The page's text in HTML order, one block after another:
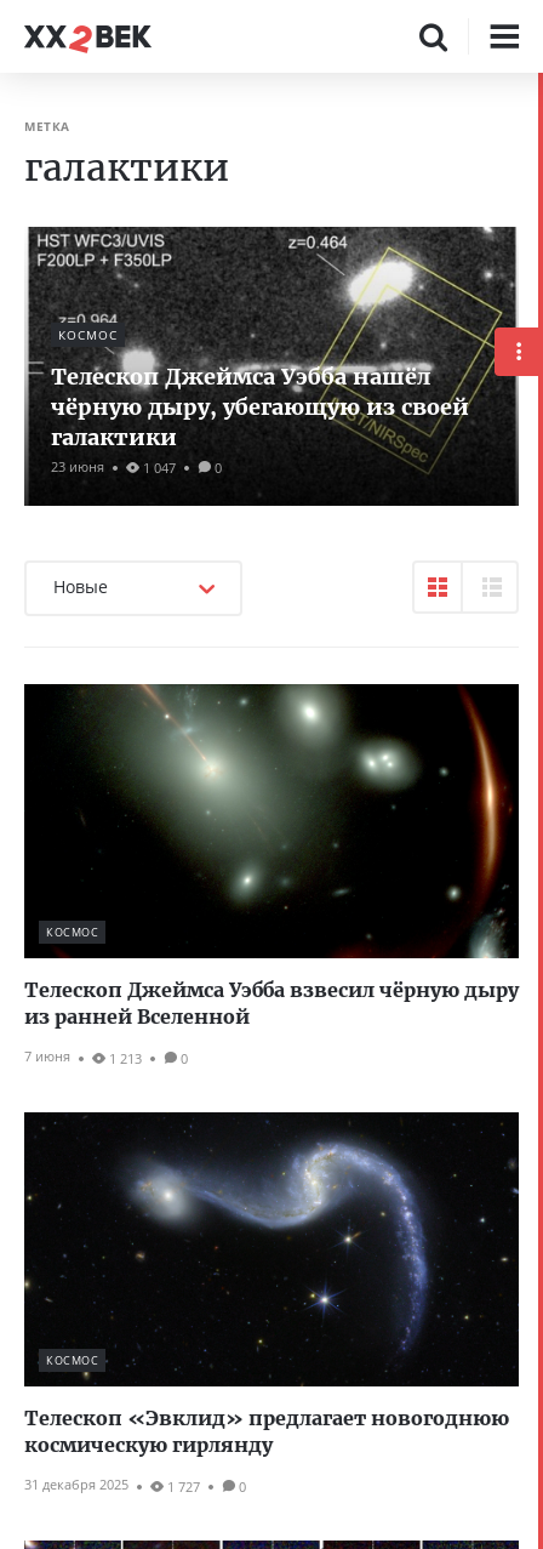
МЕТКА
галактики
КОСМОС
Телескоп Джеймса Уэбба нашёл
чёрную дыру, убегающую из своей
галактики
23 июня 1 047 0
Новые
КОСМОС
Телескоп Джеймса Уэбба взвесил чёрную дыру
из ранней Вселенной
7 июня 1 213 0
КОСМОС
Телескоп «Эвклид» предлагает новогоднюю
космическую гирлянду
31 декабря 2025 1 727 0